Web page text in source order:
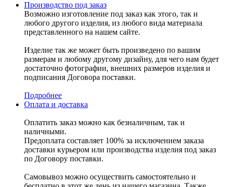
Производство под заказ
Возможно изготовление под заказ как этого, так и
любого другого изделия, из любого вида материала
представленного на нашем сайте.
Изделие так же может быть произведено по вашим
размерам и любому другому дизайну, для чего нам будет
достаточно фотографии, внешних размеров изделия и
подписания Договора поставки.
Подробнее
Оплата и доставка
Оплатить заказ можно как безналичным, так и
наличными.
Предоплата составляет 100% за исключением заказа
доставки курьером или производства изделия под заказ
по Договору поставки.
Самовывоз можно осуществить самостоятельно и